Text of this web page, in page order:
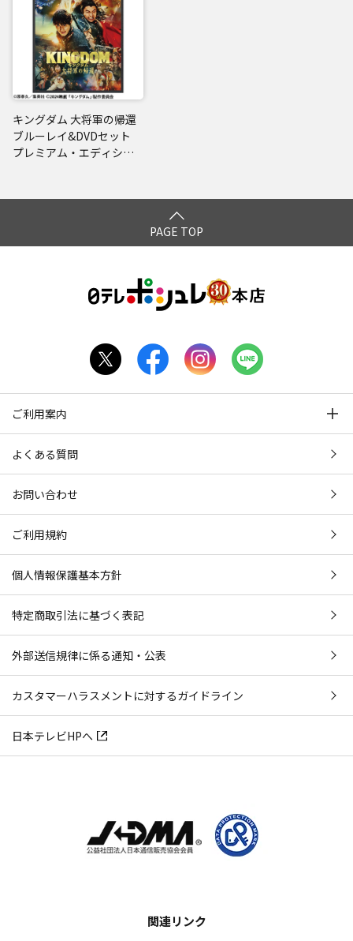
キングダム 大将軍の帰還
ブルーレイ&DVDセット
プレミアム・エディショ
PAGE TOP
ご利用案内
よくある質問
お問い合わせ
ご利用規約
個人情報保護基本方針
特定商取引法に基づく表記
外部送信規律に係る通知・公表
カスタマーハラスメントに対するガイドライン
日本テレビHPへ
関連リンク